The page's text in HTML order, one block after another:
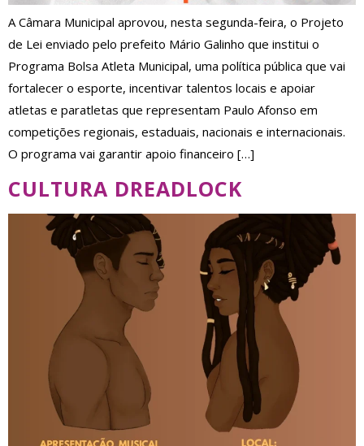
A Câmara Municipal aprovou, nesta segunda-feira, o Projeto
de Lei enviado pelo prefeito Mário Galinho que institui o
Programa Bolsa Atleta Municipal, uma política pública que vai
fortalecer o esporte, incentivar talentos locais e apoiar
atletas e paratletas que representam Paulo Afonso em
competições regionais, estaduais, nacionais e internacionais.
O programa vai garantir apoio financeiro […]
CULTURA DREADLOCK